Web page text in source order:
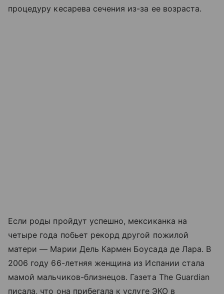
процедуру кесарева сечения из-за ее возраста.
Если роды пройдут успешно, мексиканка на
четыре года побьет рекорд другой пожилой
матери — Марии Дель Кармен Боусада де Лара. В
2006 году 66-летняя женщина из Испании стала
мамой мальчиков-близнецов. Газета The Guardian
писала, что она прибегала к услуге ЭКО в